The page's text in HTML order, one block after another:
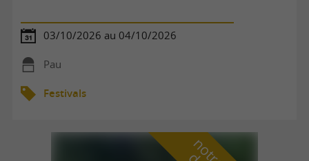
03/10/2026 au 04/10/2026
Pau
Festivals